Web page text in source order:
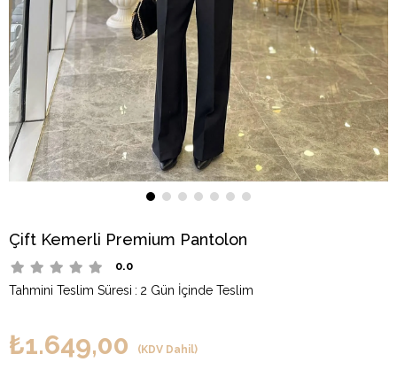
Çift Kemerli Premium Pantolon
0.0
Tahmini Teslim Süresi : 2 Gün İçinde Teslim
₺1.649,00 (KDV Dahil)